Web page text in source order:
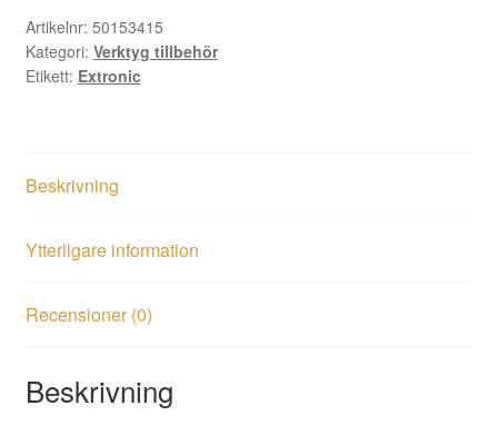
Artikelnr: 50153415
Kategori: Verktyg tillbehör
Etikett: Extronic
Beskrivning
Ytterligare information
Recensioner (0)
Beskrivning